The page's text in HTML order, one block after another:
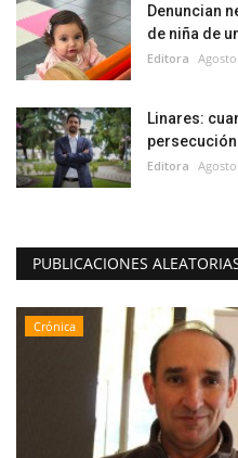
Denuncian
de niña de
Editora
Linares:
persecución
Editora
PUBLICACIONES
Crónica